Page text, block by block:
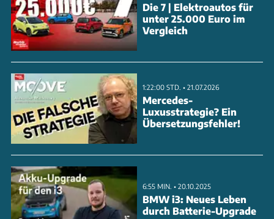
Highlights sind das Aufstelldach mit 1,97 Meter
langer Liegefläche, eine versenkbare Spüle plus 16-
Liter-Kühlbox und gleich zwei Kochmöglichkeiten -
per Induktion oder Gas. Praktisch: Ein Solarpanel auf
dem Dach und eine herausnehmbare Zusatzbatterie
machen den Camper autark. Mit weniger als 2 Meter
Höhe passt er in jede Garage. Wir zeigen alle Details
des durchdachten Innenraums und erklären die
Besonderheiten des elektrischen Camping-Vans.
ANZEIGE
Die 7 | Elektroautos für
unter 25.000 Euro im
Vergleich
1:22:00 STD. • 21.07.2026
Mercedes-
Luxusstrategie? Ein
Übersetzungsfehler!
6:55 MIN. • 20.10.2025
BMW i3: Neues Leben
durch Batterie-Upgrade